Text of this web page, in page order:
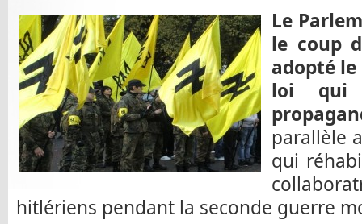
Le
le coup
adopté
loi qui
parallèle
qui
hitlériens pendant la seconde guerre